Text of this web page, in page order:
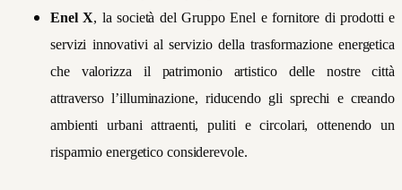
Enel X, la società del Gruppo Enel e fornitore di prodotti e
servizi innovativi al servizio della trasformazione energetica
che valorizza il patrimonio artistico delle nostre città
attraverso l’illuminazione, riducendo gli sprechi e creando
ambienti urbani attraenti, puliti e circolari, ottenendo un
risparmio energetico considerevole.